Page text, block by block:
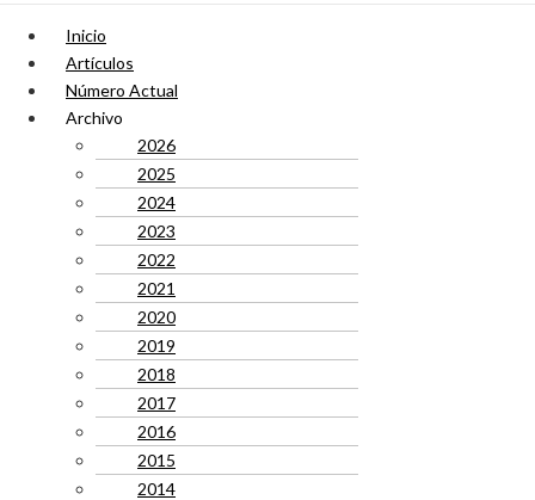
Inicio
Artículos
Número Actual
Archivo
2026
2025
2024
2023
2022
2021
2020
2019
2018
2017
2016
2015
2014